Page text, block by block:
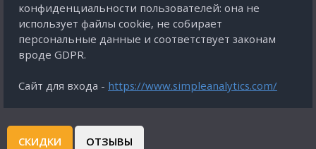
конфиденциальности пользователей: она не
использует файлы cookie, не собирает
персональные данные и соответствует законам
вроде GDPR.
Сайт для входа - https://www.simpleanalytics.com/
СКИДКИ ОТЗЫВЫ